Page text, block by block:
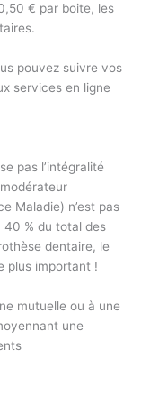
€ par boite, les
pouvez suivre vos
services en ligne
pas l’intégralité
Maladie) n’est pas
40 % du total des
dentaire, le
plus important !
mutuelle ou à une
une